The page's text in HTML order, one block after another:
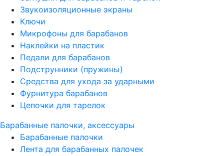
Звукоизоляционные экраны
Ключи
Микрофоны для барабанов
Наклейки на пластик
Педали для барабанов
Подструнники (пружины)
Средства для ухода за ударными
Фурнитура барабанов
Цепочки для тарелок
Барабанные палочки, аксессуары
Барабанные палочки
Лента для барабанных палочек